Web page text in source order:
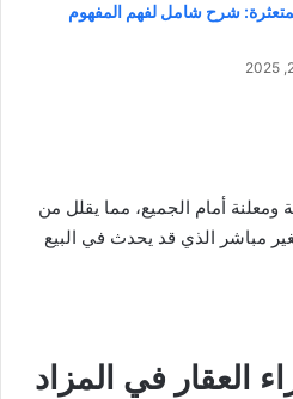
شرح شامل لفهم المفهوم
ومعلنة أمام الجميع، مما يقلل من
مباشر الذي قد يحدث في البيع
العقار في المزاد